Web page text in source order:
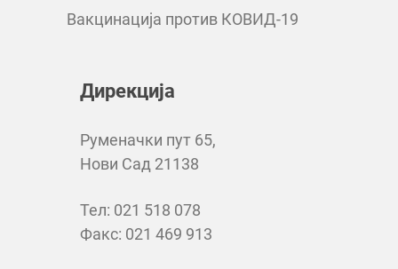
Вакцинација против КОВИД-19
Дирекција
Руменачки пут 65,
Нови Сад 21138
Тел: 021 518 078
Факс: 021 469 913